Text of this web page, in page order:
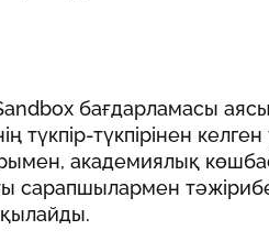
бағдарламасы
түкпір-түкпірінен келген
академиялық
сарапшылармен